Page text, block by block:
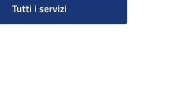
Tutti i servizi